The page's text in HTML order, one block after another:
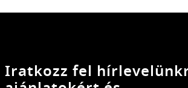
Iratkozz fel